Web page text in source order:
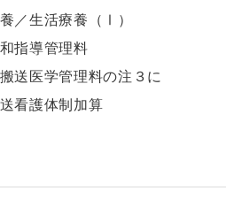
／生活療養（Ⅰ）
指導管理料
送医学管理料の注３に
看護体制加算